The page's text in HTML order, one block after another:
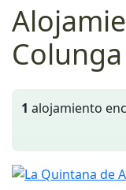
Colunga
1 alojamiento